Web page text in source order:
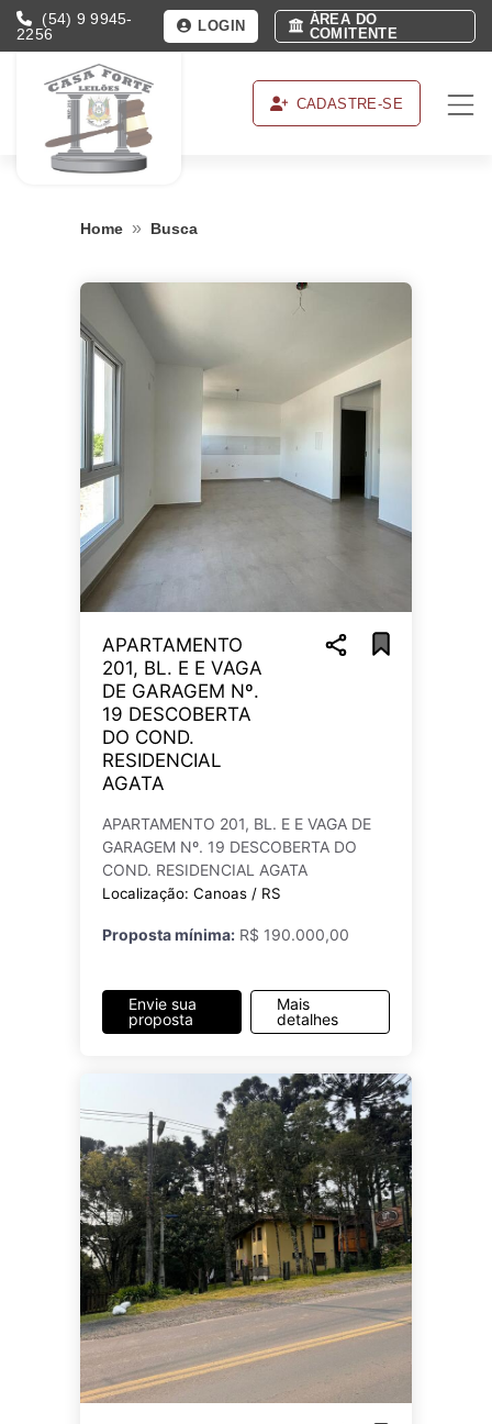
(54) 9 9945-
2256
LOGIN
ÁREA DO
COMITENTE
CADASTRE-SE
Home » Busca
APARTAMENTO
201, BL. E E VAGA
DE GARAGEM Nº.
19 DESCOBERTA
DO COND.
RESIDENCIAL
AGATA
APARTAMENTO 201, BL. E E VAGA DE
GARAGEM Nº. 19 DESCOBERTA DO
COND. RESIDENCIAL AGATA
Localização: Canoas / RS
Proposta mínima: R$ 190.000,00
Envie sua
proposta
Mais
detalhes